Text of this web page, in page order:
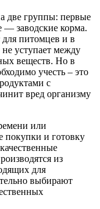
две группы: первые
— заводские корма.
для питомцев и в
уступает между
веществ. Но в
учесть – это
с
вред организму
или
покупки и готовку
из
для
выбирают